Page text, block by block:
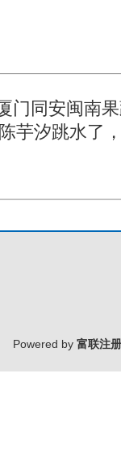
门同安闽南
芋汐跳水了
Powered by 富联注册